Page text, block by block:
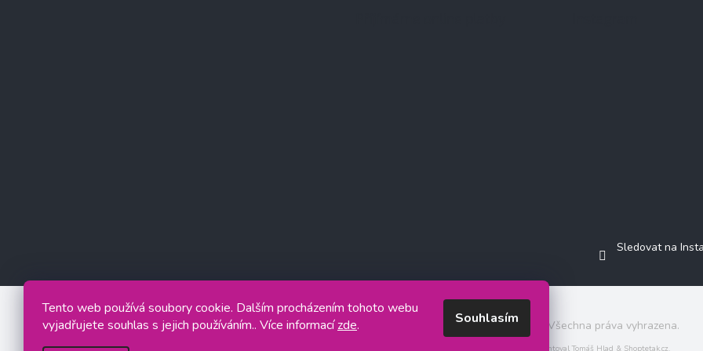
Tento web používá soubory cookie. Dalším procházením tohoto webu
vyjadřujete souhlas s jejich používáním.. Více informacízde. Souhlasím
Sledovat na
Jasminkashop.cz . Všechna práva vyhrazena.